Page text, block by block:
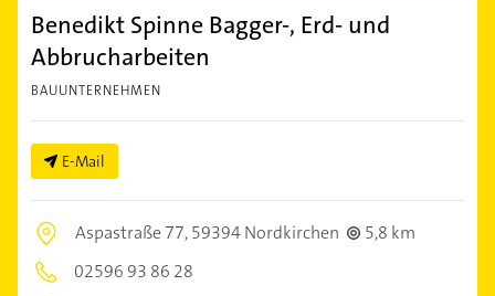
Benedikt Spinne Bagger-, Erd- und
Abbrucharbeiten
BAUUNTERNEHMEN
E-Mail
Aspastraße 77,59394 Nordkirchen
5,8 km
02596 93 86 28